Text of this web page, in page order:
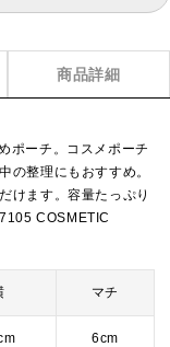
商品詳細
ポーチ。コスメポーチ
の整理にもおすすめ。
けます。容量たっぷり
COSMETIC
マチ
6cm